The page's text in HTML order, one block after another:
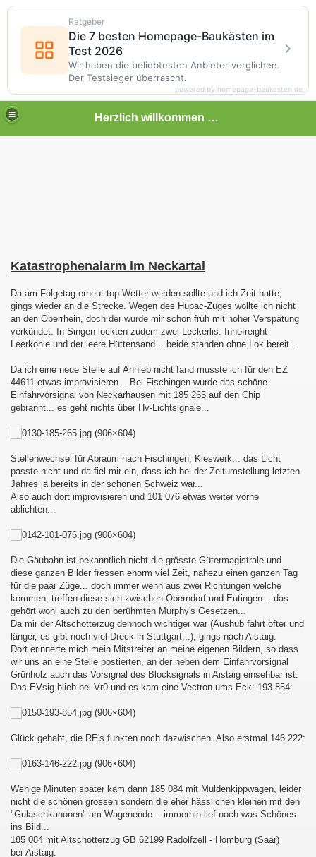
Herzlich willkommen auf meiner Bahnseite
Katastrophenalarm im Neckartal
Da am Folgetag erneut top Wetter werden sollte und ich Zeit hatte,
gings wieder an die Strecke. Wegen des Hupac-Zuges wollte ich nicht
an den Oberrhein, doch der wurde mir schon früh mit hoher Verspätung
verkündet. In Singen lockten zudem zwei Leckerlis: Innofreight
Leerkohle und der leere Hüttensand... beide standen ohne Lok bereit...
Da ich eine neue Stelle auf Anhieb nicht fand musste ich für den EZ
44611 etwas improvisieren... Bei Fischingen wurde das schöne
Einfahrvorsignal von Neckarhausen mit 185 265 auf den Chip
gebrannt... es geht nichts über Hv-Lichtsignale...
Stellenwechsel für Abraum nach Fischingen, Kieswerk... das Licht
passte nicht und da fiel mir ein, dass ich bei der Zeitumstellung letzten
Jahres ja bereits in der schönen Schweiz war...
Also auch dort improvisieren und 101 076 etwas weiter vorne
ablichten...
Die Gäubahn ist bekanntlich nicht die grösste Gütermagistrale und
diese ganzen Bilder fressen enorm viel Zeit, nahezu einen ganzen Tag
für die paar Züge... doch immer wenn aus zwei Richtungen welche
kommen, treffen diese sich zwischen Oberndorf und Eutingen... das
gehört wohl auch zu den berühmten Murphy's Gesetzen...
Da mir der Altschotterzug dennoch wichtiger war (Aushub fährt öfter und
länger, es gibt noch viel Dreck in Stuttgart...), gings nach Aistaig.
Dort erinnerte mich mein Mitstreiter an meine eigenen Bildern, so dass
wir uns an eine Stelle postierten, an der neben dem Einfahrvorsignal
Grünholz auch das Vorsignal des Blocksignals in Aistaig einsehbar ist.
Das EVsig blieb bei Vr0 und es kam eine Vectron ums Eck: 193 854:
Glück gehabt, die RE's funkten noch dazwischen. Also erstmal 146 222:
Wenige Minuten später kam dann 185 084 mit Muldenkippwagen, leider
nicht die schönen grossen sondern die eher hässlichen kleinen mit den
"Gulaschkanonen" am Wagenende... immerhin lief noch was Schönes
ins Bild...
185 084 mit Altschotterzug GB 62199 Radolfzell - Homburg (Saar)
bei Aistaig:
- Děčín und zurück
Niebüll
:-D
Ratgeber
Die 7 besten Homepage-Baukästen im
Test 2026
Wir haben die beliebtesten Anbieter verglichen.
Der Testsieger überrascht.
powered by homepage-baukasten.de